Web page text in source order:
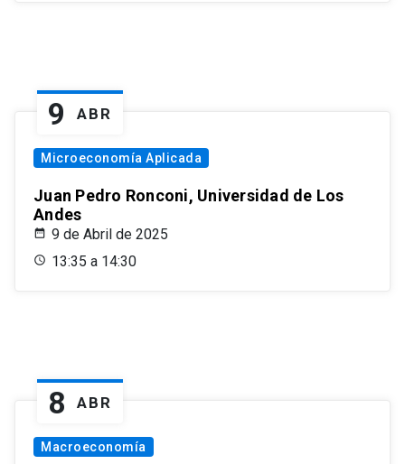
9 ABR
Microeconomía Aplicada
Juan Pedro Ronconi, Universidad de Los
Andes
9 de Abril de 2025
13:35 a 14:30
8 ABR
Macroeconomía